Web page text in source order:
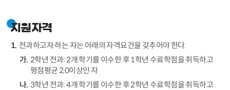
지원자격
전과하고자 하는 자는 아래의 자격요건을 갖추어야 한다.
2학년 전과: 2개 학기를 이수한 후 1학년 수료학점을 취득하고
평점평균 2.0이상인 자
3학년 전과: 4개 학기를 이수한 후 2학년 수료학점을 취득하고